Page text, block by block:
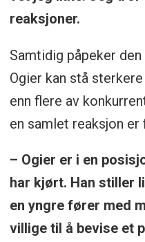
reaksjoner.
Samtidig påpeker
Ogier kan stå
enn flere av
en samlet reaksjon
– Ogier er i en
har kjørt. Han stiller
en yngre fører med
villige til å bevise et